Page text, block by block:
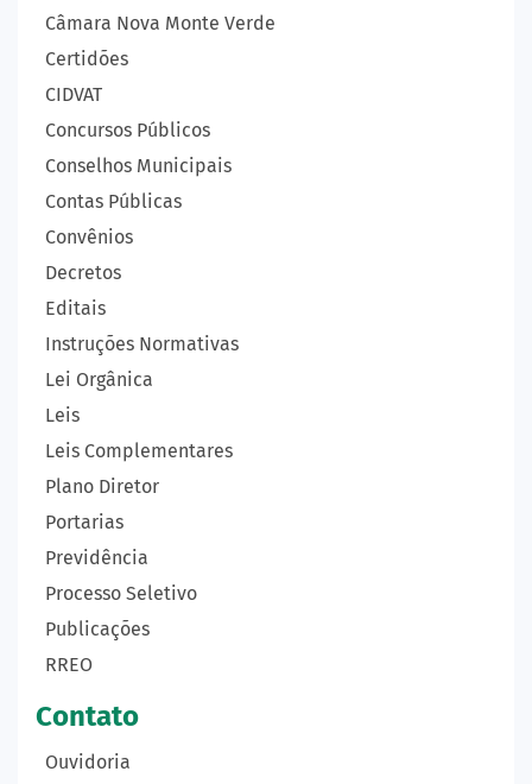
Câmara Nova Monte Verde
Certidões
CIDVAT
Concursos Públicos
Conselhos Municipais
Contas Públicas
Convênios
Decretos
Editais
Instruções Normativas
Lei Orgânica
Leis
Leis Complementares
Plano Diretor
Portarias
Previdência
Processo Seletivo
Publicações
RREO
Contato
Ouvidoria